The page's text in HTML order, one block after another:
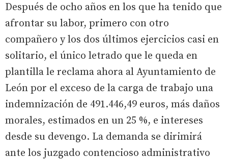
Después de ocho años en los que ha tenido que
afrontar su labor, primero con otro
compañero y los dos últimos ejercicios casi en
solitario, el único letrado que le queda en
plantilla le reclama ahora al Ayuntamiento de
León por el exceso de la carga de trabajo una
indemnización de 491.446,49 euros, más daños
morales, estimados en un 25 %, e intereses
desde su devengo. La demanda se dirimirá
ante los juzgado contencioso administrativo